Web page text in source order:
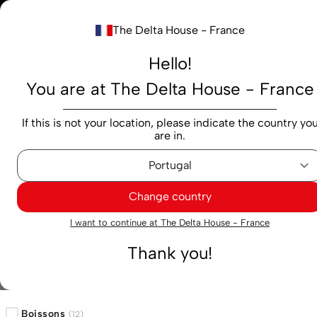
The Delta House - France
Hello!
You are at The Delta House - France
If this is not your location, please indicate the country
are in.
Change country
I want to continue at The Delta House - France
Thank you!
Produits Marques Cafés Capsules
Hero
Boissons ( 12)